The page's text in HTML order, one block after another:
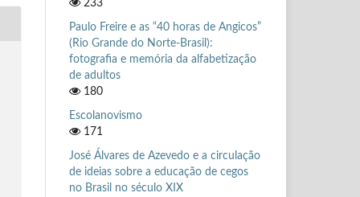
233
Paulo Freire e as “40 horas de Angicos”
(Rio Grande do Norte-Brasil):
fotografia e memória da alfabetização
de adultos
180
Escolanovismo
171
José Álvares de Azevedo e a circulação
de ideias sobre a educação de cegos
no Brasil no século XIX